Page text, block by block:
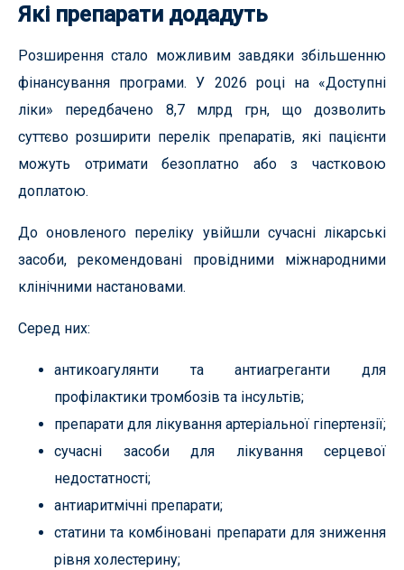
Які препарати додадуть
Розширення стало можливим завдяки збільшенню
фінансування програми. У 2026 році на «Доступні
ліки» передбачено 8,7 млрд грн, що дозволить
суттєво розширити перелік препаратів, які пацієнти
можуть отримати безоплатно або з частковою
доплатою.
До оновленого переліку увійшли сучасні лікарські
засоби, рекомендовані провідними міжнародними
клінічними настановами.
Серед них:
антикоагулянти та антиагреганти для
профілактики тромбозів та інсультів;
препарати для лікування артеріальної гіпертензії;
сучасні засоби для лікування серцевої
недостатності;
антиаритмічні препарати;
статини та комбіновані препарати для зниження
рівня холестерину;